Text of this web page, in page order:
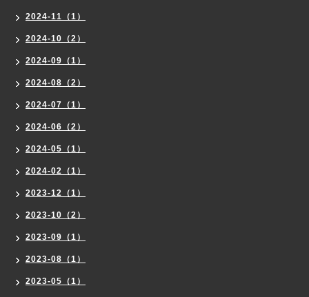
2024-11（1）
2024-10（2）
2024-09（1）
2024-08（2）
2024-07（1）
2024-06（2）
2024-05（1）
2024-02（1）
2023-12（1）
2023-10（2）
2023-09（1）
2023-08（1）
2023-05（1）